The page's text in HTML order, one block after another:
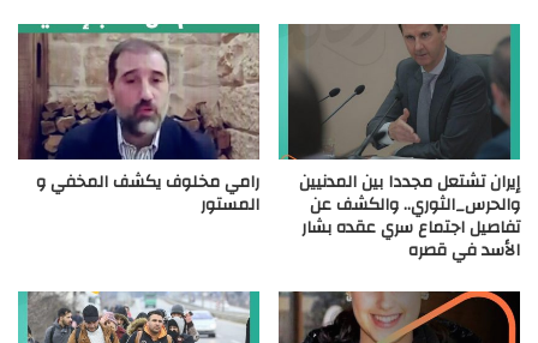
إيران تشتعل مجددا بين المدنيين
والحرس_الثوري.. والكشف عن
تفاصيل اجتماع سري عقده بشار
الأسد في قصره
رامي مخلوف يكشف المخفي و
المستور